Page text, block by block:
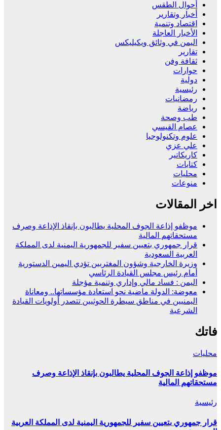
أحوال الطقس
أخبار وتقارير
اقتصاد وتنمية
الأخبار العاجلة
اليمن في وثائق ويكيليكس
تقارير
ثقافة وفن
حوارات
دولية
رئيسية
رمضانيات
رياضة
طب وصحة
عصام القيسي
علوم وتكنولوجيا
علي عزي
كاريكاتير
كتابات
محليات
منوعات
اخر المقالات
موظفو إذاعة الجوف المحلية يطالبون بإنقاذ الإذاعة وصرف
مستحقاتهم المالية
قرار جمهوري بتعيين سفير للجمهورية اليمنية لدى المملكة
العربية السعودية
وزيرة الخارجية وشؤون المغتربين تؤدي اليمين الدستورية
أمام رئيس مجلس القيادة الرئاسي
اليمن : فساد مالي وإداري وتنمية مؤجلة
معوضة: الدولة ماضية نحو استعادة مؤسساتها.. ومعاناة
اليمنيين في مناطق سيطرة الحوثيين تتصدر أولويات القيادة
الشرعية
فاتك
محليات
موظفو إذاعة الجوف المحلية يطالبون بإنقاذ الإذاعة وصرف
مستحقاتهم المالية
رئيسية
قرار جمهوري بتعيين سفير للجمهورية اليمنية لدى المملكة العربية